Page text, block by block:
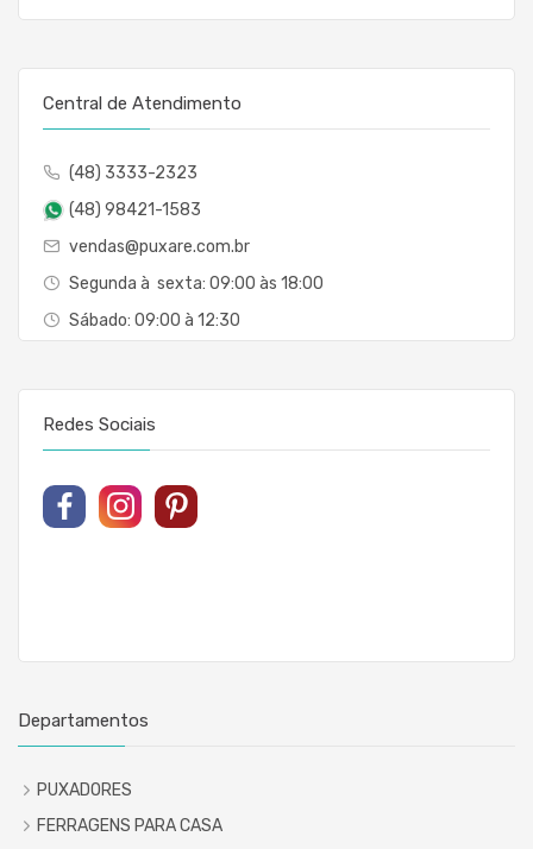
Central de Atendimento
(48) 3333-2323
(48) 98421-1583
vendas@puxare.com.br
Segunda à sexta: 09:00 às 18:00
Sábado: 09:00 à 12:30
Redes Sociais
Departamentos
PUXADORES
FERRAGENS PARA CASA